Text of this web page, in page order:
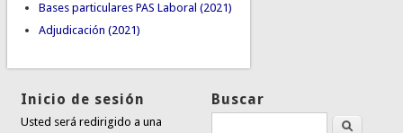
Bases particulares PAS Laboral (2021)
Adjudicación (2021)
Inicio de sesión
Usted será redirigido a una
Buscar
Buscar